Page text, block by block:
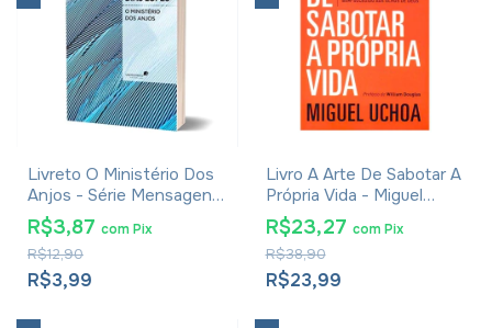
Livreto O Ministério Dos
Anjos - Série Mensagens
Para Você - Hernandes
Dias Lopes
R$3,99
R$12,90
R$3,87 comPix
Livro A Arte De Sabotar A
Própria Vida - Miguel
Uchoa
R$23,99
R$38,90
R$23,27 com Pix